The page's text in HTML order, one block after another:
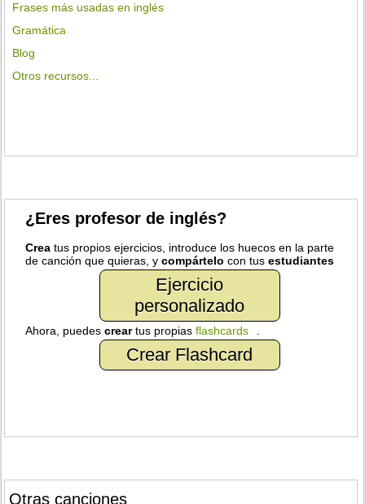
Frases más usadas en inglés
Gramática
Blog
Otros recursos...
¿Eres profesor de inglés?
Crea tus propios ejercicios, introduce los huecos en la parte
de canción que quieras, ycompártelo con tusestudiantes
Ejercicio
personalizado
Ahora, puedescreartus propiasflashcards
Crear Flashcard
Otras canciones